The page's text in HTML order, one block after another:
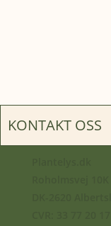
KONTAKT OSS